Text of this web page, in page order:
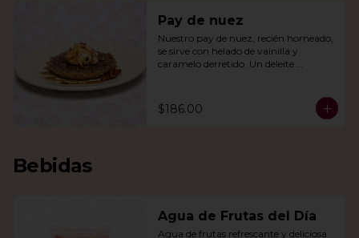
Pay de nuez
Nuestro pay de nuez, recién horneado,
se sirve con helado de vainilla y
caramelo derretido. Un deleite
$186.00
Bebidas
Agua de Frutas del Día
Agua de frutas refrescante y deliciosa